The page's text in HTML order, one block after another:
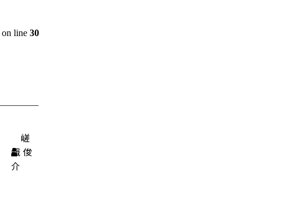
on line 30
嵯
峨 俊
介